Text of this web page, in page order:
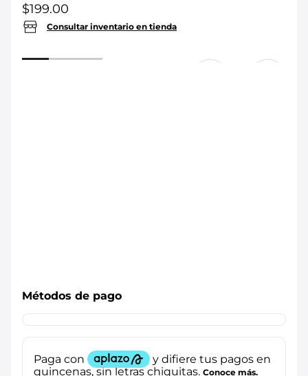
$199.00
Consultar inventario en tienda
Métodos de pago